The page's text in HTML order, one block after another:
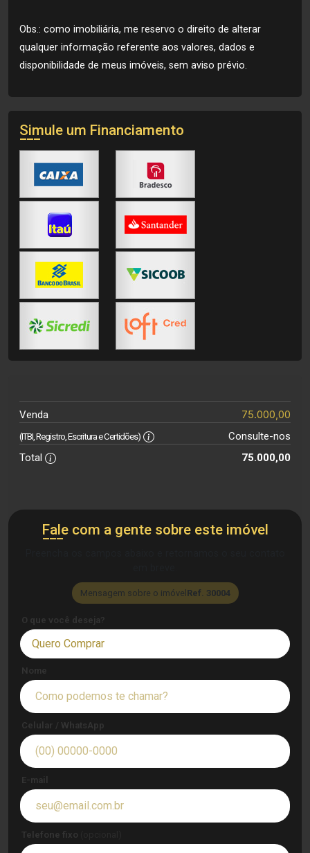
Obs.: como imobiliária, me reservo o direito de alterar
qualquer informação referente aos valores, dados e
disponibilidade de meus imóveis, sem aviso prévio.
Simule um Financiamento
Venda 75.000,00
(ITBI, Registro, Escritura e Certidões)
Consulte-nos
Total
75.000,00
Fale com a gente sobre este imóvel
Mensagem sobre o imóvelRef. 30004
O que você deseja?
Quero Comprar
Nome
Celular / WhatsApp
E-mail
Telefone fixo